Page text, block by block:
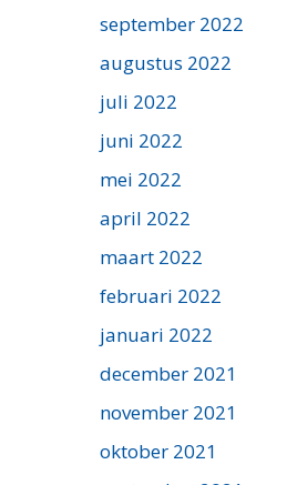
september 2022
augustus 2022
juli 2022
juni 2022
mei 2022
april 2022
maart 2022
februari 2022
januari 2022
december 2021
november 2021
oktober 2021